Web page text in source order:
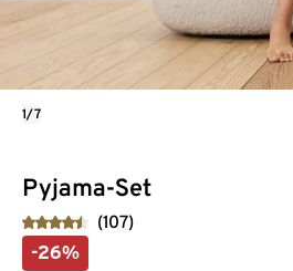
Pyjama-Set
(107)
-26%
1/7